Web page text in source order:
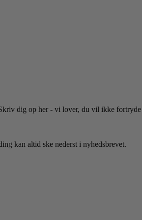
dig op her - vi lover, du vil ikke
kan altid ske nederst i nyhedsbrevet.